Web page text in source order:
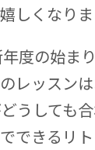
しくなりま
度の始ま
レッスン
うしても
できるリ